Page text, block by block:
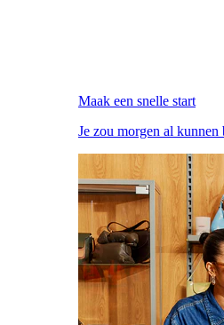
Maak een snelle start
Je zou morgen al